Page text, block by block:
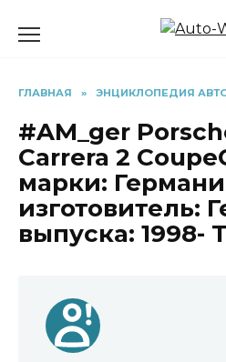
ГЛАВНАЯ » ЭНЦИКЛОПЕДИЯ
#AM_ger
Carrera 2
марки:
изготовитель:
выпуска: 1998-